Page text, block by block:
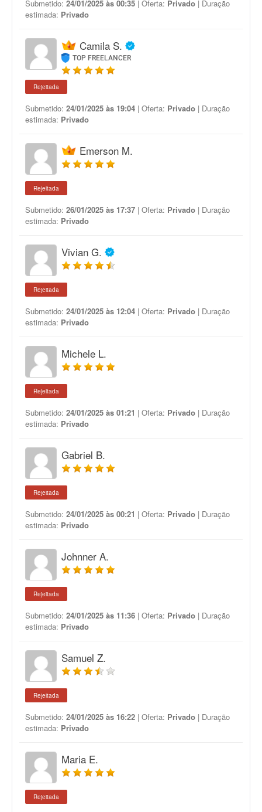
Submetido: 24/01/2025 às 00:35 | Oferta: Privado | Duração
estimada: Privado
Camila S.
TOP FREELANCER
Rejeitada
Submetido: 24/01/2025 às 19:04 | Oferta: Privado | Duração
estimada: Privado
Emerson M.
Rejeitada
Submetido: 26/01/2025 às 17:37 | Oferta: Privado | Duração
estimada: Privado
Vivian G.
Rejeitada
Submetido: 24/01/2025 às 12:04 | Oferta: Privado | Duração
estimada: Privado
Michele L.
Rejeitada
Submetido: 24/01/2025 às 01:21 | Oferta: Privado | Duração
estimada: Privado
Gabriel B.
Rejeitada
Submetido: 24/01/2025 às 00:21 | Oferta: Privado | Duração
estimada: Privado
Johnner A.
Rejeitada
Submetido: 24/01/2025 às 11:36 | Oferta: Privado | Duração
estimada: Privado
Samuel Z.
Rejeitada
Submetido: 24/01/2025 às 16:22 | Oferta: Privado | Duração
estimada: Privado
Maria E.
Rejeitada